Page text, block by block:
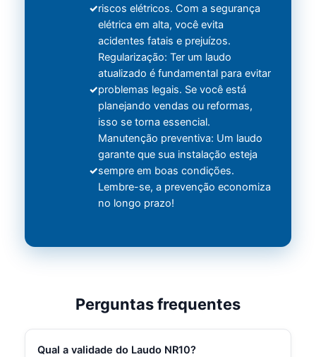
riscos elétricos. Com a segurança
elétrica em alta, você evita
acidentes fatais e prejuízos.
Regularização: Ter um laudo
atualizado é fundamental para evitar
problemas legais. Se você está
planejando vendas ou reformas,
isso se torna essencial.
Manutenção preventiva: Um laudo
garante que sua instalação esteja
sempre em boas condições.
Lembre-se, a prevenção economiza
no longo prazo!
Perguntas frequentes
Qual a validade do Laudo NR10?